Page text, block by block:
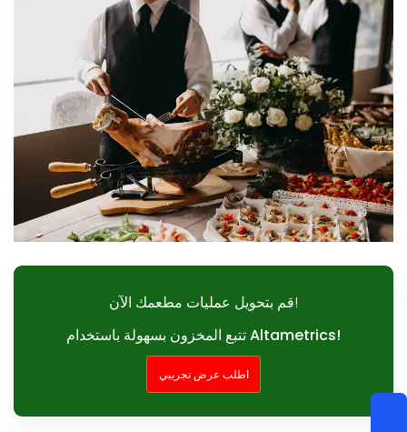
قم بتحويل عمليات مطعمك الآن!
تتبع المخزون بسهولة باستخدام Altametrics!
اطلب عرض تجريبي